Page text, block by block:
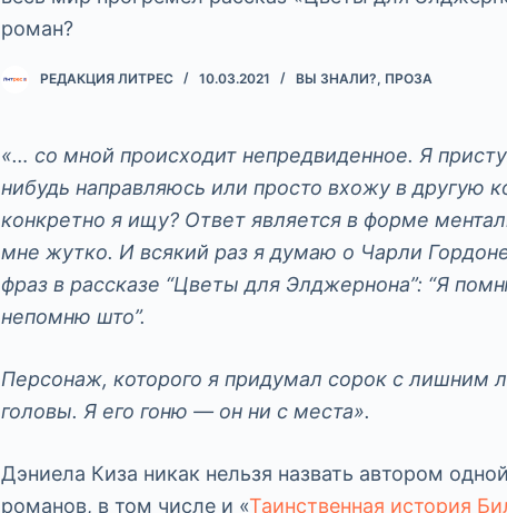
роман?
РЕДАКЦИЯ ЛИТРЕС 10.03.2021 ВЫ ЗНАЛИ?, ПРОЗА
«… со мной происходит непредвиденное. Я
нибудь направляюсь или просто вхожу в другую
конкретно я ищу? Ответ является в форме
мне жутко. И всякий раз я думаю о Чарли
фраз в рассказе “Цветы для Элджернона”: “Я
непомню што”.
Персонаж, которого я придумал сорок с лишним
головы. Я его гоню — он ни с места».
Дэниела Киза никак нельзя назвать автором
романов, в том числе и «Таинственная история